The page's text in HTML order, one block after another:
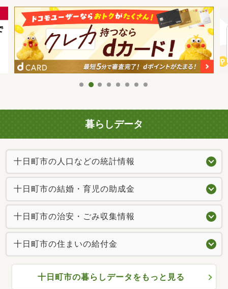
暮らしデータ
十日町市の人口などの統計情報
十日町市の結婚・育児の助成金
十日町市の治安・ごみ収集情報
十日町市の住まいの給付金
十日町市の暮らしデータをもっと見る